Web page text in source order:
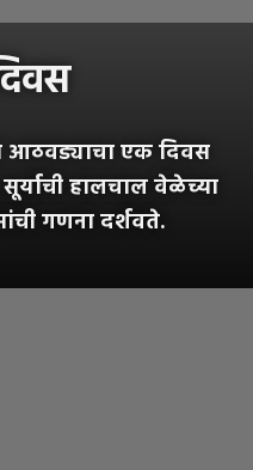
आठवड्याचा एक दिवस
हालचाल वेळेच्या
गणना दर्शवते.